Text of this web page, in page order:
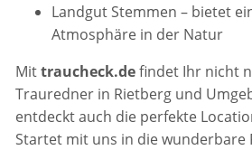
Landgut Stemmen – bietet
Atmosphäre in der Natur
Mittraucheck.defindet Ihr nicht
Trauredner in Rietberg und
entdeckt auch die perfekte
Startet mit uns in die wunderbare